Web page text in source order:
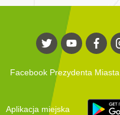
Facebook Prezydenta Miasta
Aplikacja miejska